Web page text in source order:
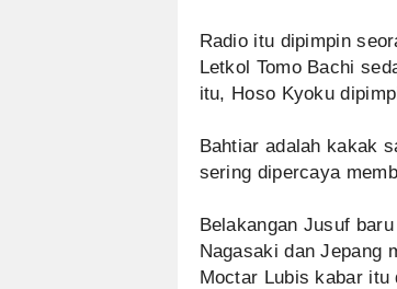
Radio itu dipimpin
Letkol Tomo Bachi
itu, Hoso Kyoku
Bahtiar adalah kakak
sering dipercaya
Belakangan Jusuf
Nagasaki dan Jepang
Moctar Lubis kabar